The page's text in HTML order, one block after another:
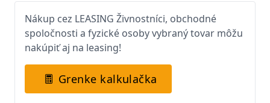
Nákup cez LEASING Živnostníci, obchodné
spoločnosti a fyzické osoby vybraný tovar môžu
nakúpiť aj na leasing!
Grenke kalkulačka